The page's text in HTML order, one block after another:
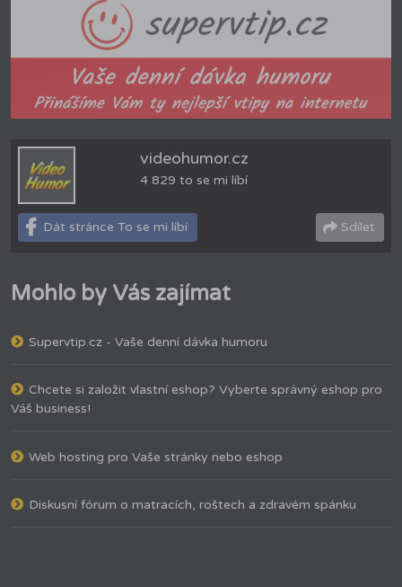
videohumor.cz
4 829 to se mi líbí
Dát stránce To se mi líbí Sdílet
Mohlo by Vás zajímat
Supervtip.cz - Vaše denní dávka humoru
Chcete si založit vlastní eshop? Vyberte správný eshop pro
Váš business!
Web hosting pro Vaše stránky nebo eshop
Diskusní fórum o matracích, roštech a zdravém spánku